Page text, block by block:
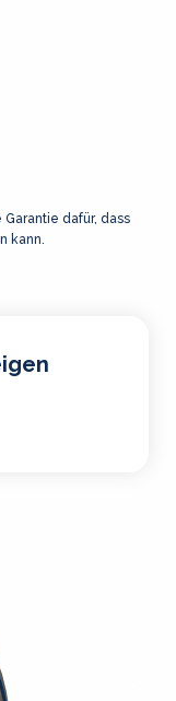
Garantie dafür, dass
kann.